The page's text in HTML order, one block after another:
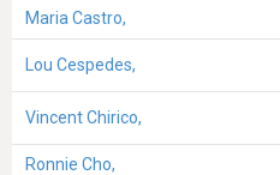
Maria Castro,
Lou Cespedes,
Vincent Chirico,
Ronnie Cho,